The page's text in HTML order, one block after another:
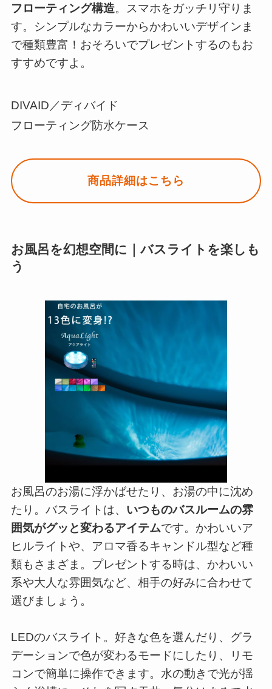
フローティング構造。スマホをガッチリ守りま
す。シンプルなカラーからかわいいデザインま
で種類豊富！おそろいでプレゼントするのもお
すすめですよ。
DIVAID／ディバイド
フローティング防水ケース
商品詳細はこちら
お風呂を幻想空間に｜バスライトを楽しも
う
お風呂のお湯に浮かばせたり、お湯の中に沈め
たり。バスライトは、 いつものバスルームの雰
囲気がグッと変わるアイテムです。かわいいア
ヒルライトや、アロマ香るキャンドル型など種
類もさまざま。プレゼントする時は、かわいい
系や大人な雰囲気など、相手の好みに合わせて
選びましょう。
LEDのバスライト。好きな色を選んだり、グラ
デーションで色が変わるモードにしたり、リモ
コンで簡単に操作できます。水の動きで光が揺